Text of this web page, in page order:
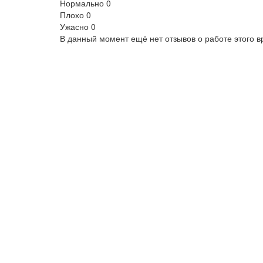
Нормально 0
Плохо 0
Ужасно 0
В данный момент ещё нет отзывов о работе этого